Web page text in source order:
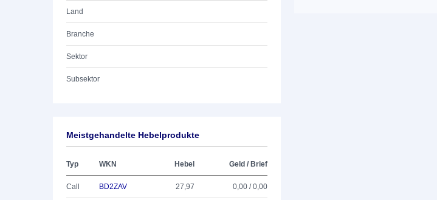
Land
Branche
Sektor
Subsektor
Meistgehandelte Hebelprodukte
Typ WKN Hebel Geld / Brief
Call BD2ZAV 27,97 0,00 / 0,00